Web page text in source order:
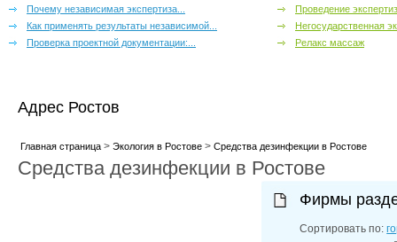
Почему независимая экспертиза...
Как применять результаты независимой...
Проверка проектной документации:...
Проведение
Негосударственная
Релакс массаж
Адрес Ростов
Главная страница> Экология в Ростове> Средства дезинфекции в Ростове
Средства дезинфекции в Ростове
Фирмы
Сортировать по: